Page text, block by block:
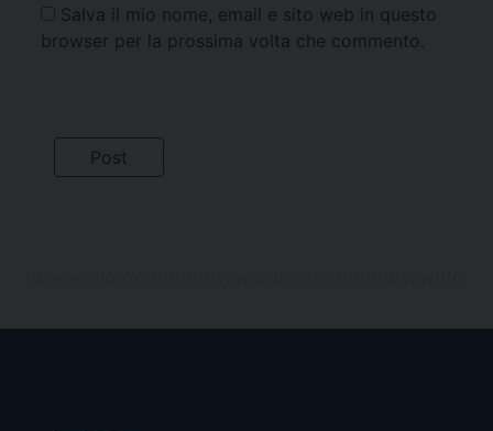
Salva il mio nome, email e sito web in questo
browser per la prossima volta che commento.